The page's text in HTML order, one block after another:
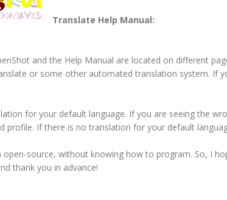
Translate Help Manual:
and the Help Manual are located on different
or some other automated translation system. If
for your default language. If you are seeing the
profile. If there is no translation for your default
source, without knowing how to program. So, I
thank you in advance!